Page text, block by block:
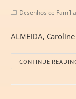
Desenhos de
ALMEIDA,
CONTINUE